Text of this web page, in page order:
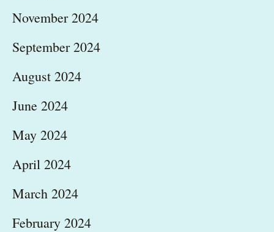
November 2024
September 2024
August 2024
June 2024
May 2024
April 2024
March 2024
February 2024